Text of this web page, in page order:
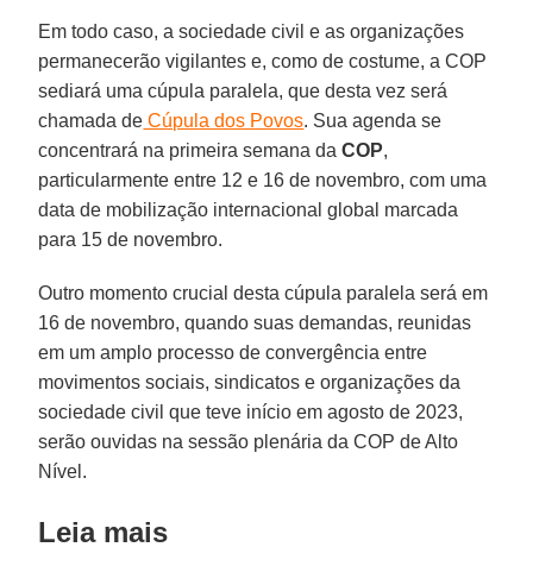
Em todo caso, a sociedade civil e as organizações
permanecerão vigilantes e, como de costume, a COP
sediará uma cúpula paralela, que desta vez será
chamada de Cúpula dos Povos. Sua agenda se
concentrará na primeira semana daCOP,
particularmente entre 12 e 16 de novembro, com uma
data de mobilização internacional global marcada
para 15 de novembro.
Outro momento crucial desta cúpula paralela será em
16 de novembro, quando suas demandas, reunidas
em um amplo processo de convergência entre
movimentos sociais, sindicatos e organizações da
sociedade civil que teve início em agosto de 2023,
serão ouvidas na sessão plenária da COP de Alto
Nível.
Leia mais